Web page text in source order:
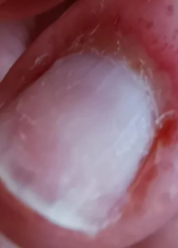
एलर्जी
कुछ लोगों को नेल
रसायनों से एलर्जी हो
खुजली, लालिमा और